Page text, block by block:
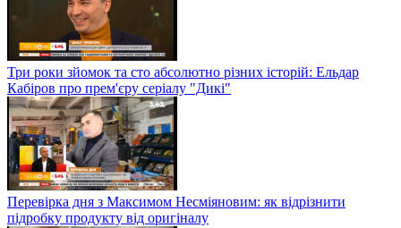
Три роки зйомок та сто абсолютно різних історій: Ельдар
Кабіров про прем'єру серіалу "Дикі"
Перевірка дня з Максимом Несміяновим: як відрізнити
підробку продукту від оригіналу